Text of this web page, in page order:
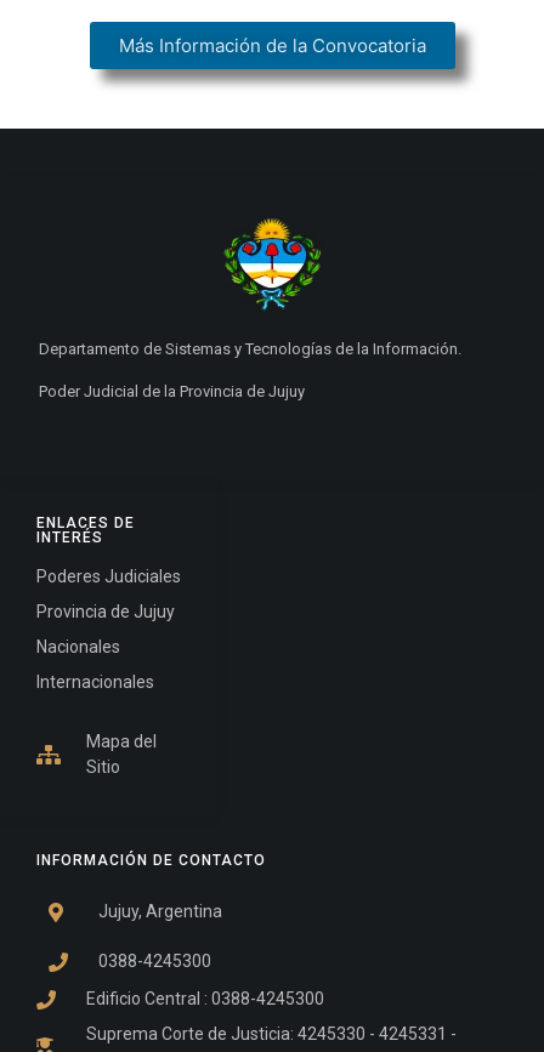
Más Información de la Convocatoria
INFORMACIÓN DE CONTACTO
Jujuy, Argentina
0388-4245300
Edificio Central : 0388-4245300
Suprema Corte de Justicia: 4245330 - 4245331 -
ENLACES DE
INTERÉS
Poderes Judiciales
Provincia de Jujuy
Nacionales
Internacionales
Mapa del
Sitio
Departamento de Sistemas y Tecnologías de la Información.
Poder Judicial de la Provincia de Jujuy